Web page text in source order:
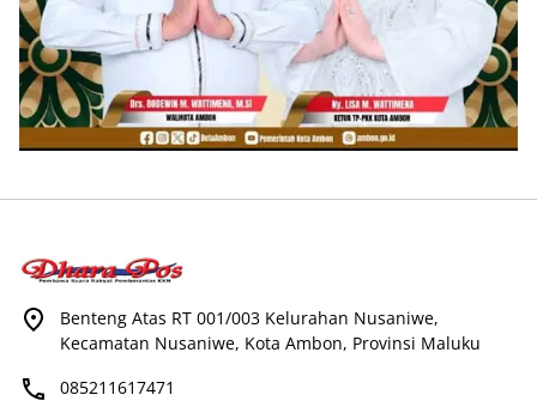
Benteng Atas RT 001/003 Kelurahan Nusaniwe,
Kecamatan Nusaniwe, Kota Ambon, Provinsi Maluku
085211617471